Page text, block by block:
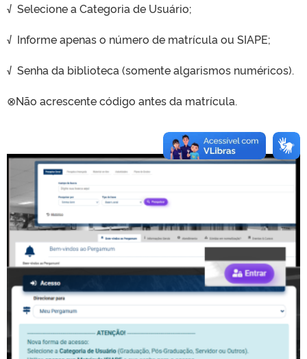
√ Selecione a Categoria de Usuário;
√ Informe apenas o número de matrícula ou SIAPE;
√ Senha da biblioteca (somente algarismos numéricos).
⊗Não acrescente código antes da matrícula.